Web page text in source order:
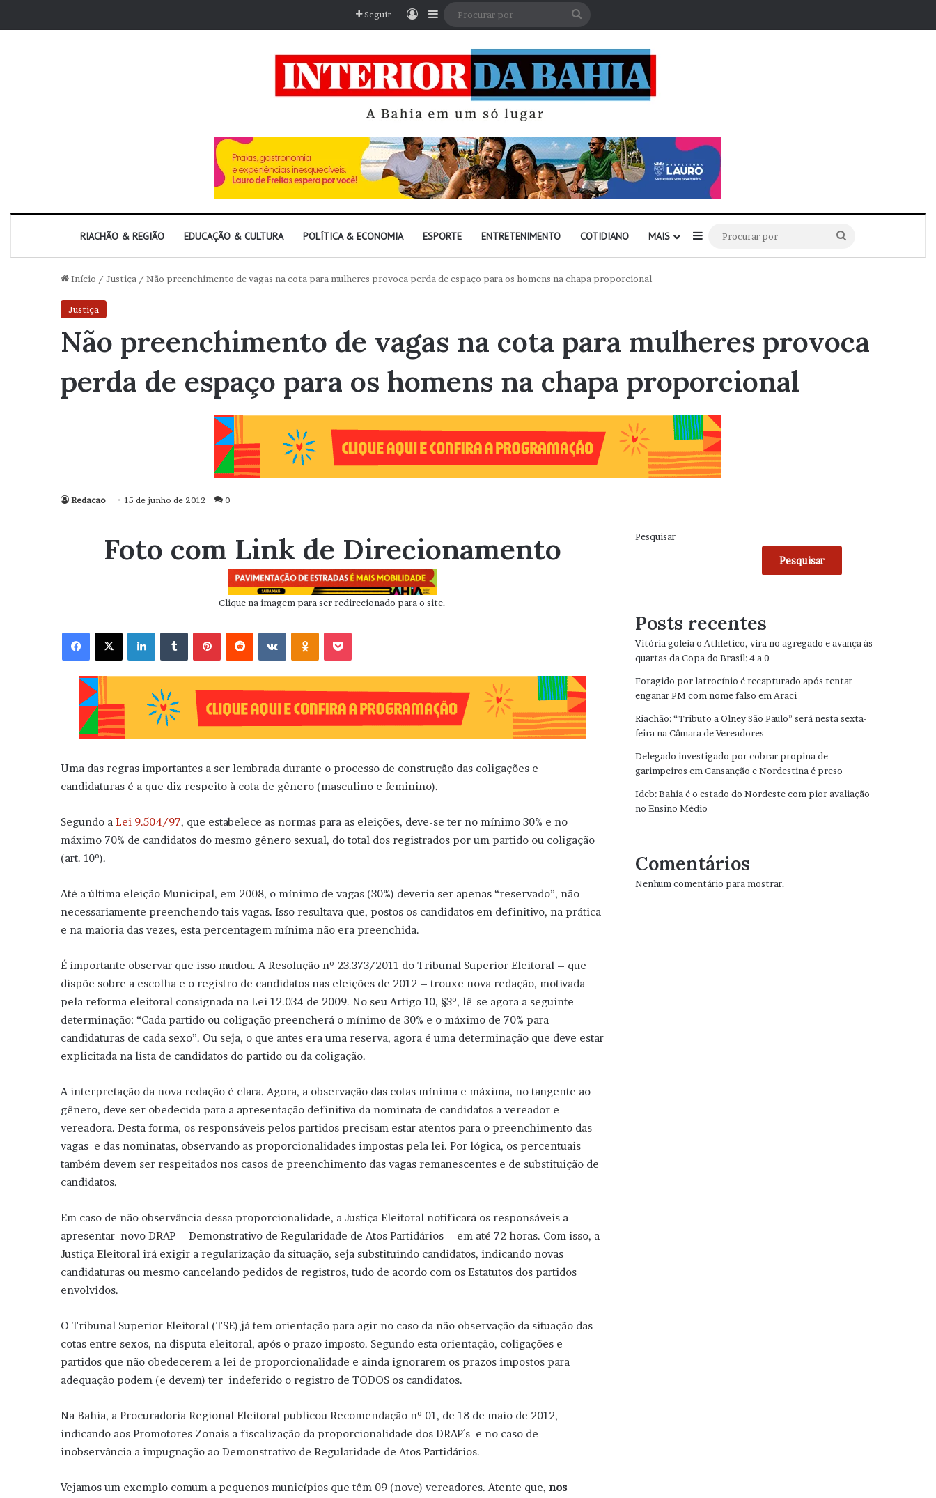
Seguir EntrarBarra Lateral
RIACHÃO & REGIÃO EDUCAÇÃO & CULTURA POLÍTICA & ECONOMIA ESPORTE ENTRETENIMENTO COTIDIANO MAIS Barra Lateral
por
Início / Justiça / Não preenchimento de vagas na cota para mulheres provoca perda de espaço para os homens na chapa proporcional
Justiça
Não preenchimento de vagas na cota para mulheres provoca
perda de espaço para os homens na chapa proporcional
Redacao 15 de junho de 2012 0
Foto com Link de Direcionamento
Clique na imagem para ser redirecionado para o site.
Facebook X Linkedin VK OK
Uma das regras importantes a ser lembrada durante o processo de construção das coligações e
candidaturas é a que diz respeito à cota de gênero (masculino e feminino).
Segundo a Lei 9.504/97, que estabelece as normas para as eleições, deve-se ter no mínimo 30% e no
máximo 70% de candidatos do mesmo gênero sexual, do total dos registrados por um partido ou coligação
(art. 10º).
Até a última eleição Municipal, em 2008, o mínimo de vagas (30%) deveria ser apenas “reservado”, não
necessariamente preenchendo tais vagas. Isso resultava que, postos os candidatos em definitivo, na prática
e na maioria das vezes, esta percentagem mínima não era preenchida.
É importante observar que isso mudou. A Resolução nº 23.373/2011 do Tribunal Superior Eleitoral – que
dispõe sobre a escolha e o registro de candidatos nas eleições de 2012 – trouxe nova redação, motivada
pela reforma eleitoral consignada na Lei 12.034 de 2009. No seu Artigo 10, §3º, lê-se agora a seguinte
determinação: “Cada partido ou coligação preencherá o mínimo de 30% e o máximo de 70% para
candidaturas de cada sexo”. Ou seja, o que antes era uma reserva, agora é uma determinação que deve estar
explicitada na lista de candidatos do partido ou da coligação.
A interpretação da nova redação é clara. Agora, a observação das cotas mínima e máxima, no tangente ao
gênero, deve ser obedecida para a apresentação definitiva da nominata de candidatos a vereador e
vereadora. Desta forma, os responsáveis pelos partidos precisam estar atentos para o preenchimento das
vagas e das nominatas, observando as proporcionalidades impostas pela lei. Por lógica, os percentuais
também devem ser respeitados nos casos de preenchimento das vagas remanescentes e de substituição de
candidatos.
Em caso de não observância dessa proporcionalidade, a Justiça Eleitoral notificará os responsáveis a
apresentar novo DRAP – Demonstrativo de Regularidade de Atos Partidários – em até 72 horas. Com isso, a
Justiça Eleitoral irá exigir a regularização da situação, seja substituindo candidatos, indicando novas
candidaturas ou mesmo cancelando pedidos de registros, tudo de acordo com os Estatutos dos partidos
envolvidos.
O Tribunal Superior Eleitoral (TSE) já tem orientação para agir no caso da não observação da situação das
cotas entre sexos, na disputa eleitoral, após o prazo imposto. Segundo esta orientação, coligações e
partidos que não obedecerem a lei de proporcionalidade e ainda ignorarem os prazos impostos para
adequação podem (e devem) ter indeferido o registro de TODOS os candidatos.
Na Bahia, a Procuradoria Regional Eleitoral publicou Recomendação nº 01, de 18 de maio de 2012,
indicando aos Promotores Zonais a fiscalização da proporcionalidade dos DRAP´s e no caso de
inobservância a impugnação ao Demonstrativo de Regularidade de Atos Partidários.
Vejamos um exemplo comum a pequenos municípios que têm 09 (nove) vereadores. Atente que, nos
Pesquisar
Pesquisar
Posts recentes
Vitória goleia o Athletico, vira no agregado e avança às
quartas da Copa do Brasil: 4 a 0
Foragido por latrocínio é recapturado após tentar
enganar PM com nome falso em Araci
Riachão: “Tributo a Olney São Paulo” será nesta sexta-
feira na Câmara de Vereadores
Delegado investigado por cobrar propina de
garimpeiros em Cansanção e Nordestina é preso
Ideb: Bahia é o estado do Nordeste com pior avaliação
no Ensino Médio
Comentários
Nenhum comentário para mostrar.